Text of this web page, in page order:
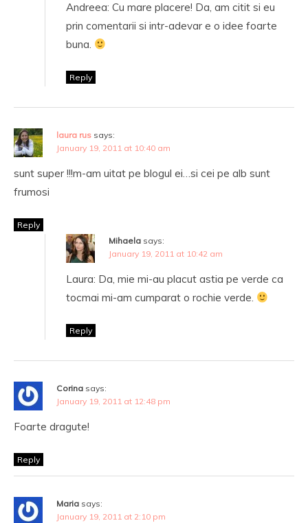
Andreea: Cu mare placere! Da, am citit si eu
prin comentarii si intr-adevar e o idee foarte
buna.
Reply
laura rus says:
January 19, 2011 at 10:40 am
sunt super !!!m-am uitat pe blogul ei…si cei pe alb sunt
frumosi
Reply
Mihaela says:
January 19, 2011 at 10:42 am
Laura: Da, mie mi-au placut astia pe verde ca
tocmai mi-am cumparat o rochie verde.
Reply
Corina says:
January 19, 2011 at 12:48 pm
Foarte dragute!
Reply
Maria says:
January 19, 2011 at 2:10 pm